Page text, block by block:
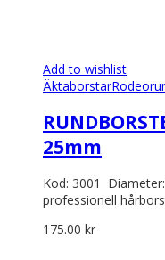
Add to wishlist
ÄktaborstarRodeo
25mm
Kod: 3001
professionell
175.00 kr